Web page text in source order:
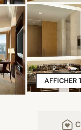
AFFICHER